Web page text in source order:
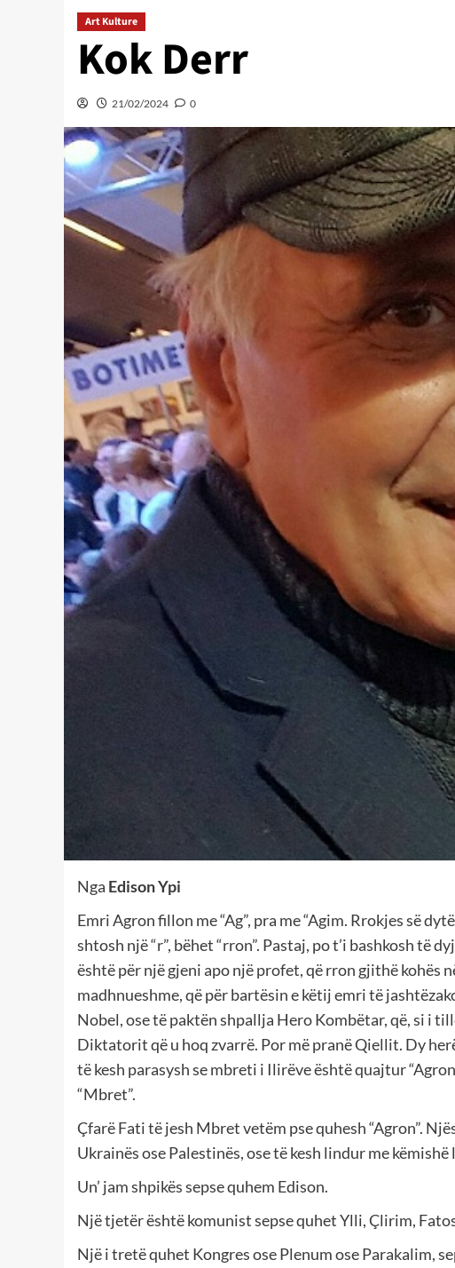
Art Kulture
Kok Derr
21/02/2024 0
Nga Edison Ypi
Emri Agron fillon me “Ag”, pra me “Agim. Rrokjes së
shtosh një “r”, bëhet “rron”. Pastaj, po t’i bashkosh të
është për një gjeni apo një profet, që rron gjithë kohës
madhnueshme, që për bartësin e këtij emri të
Nobel, ose të paktën shpallja Hero Kombëtar, që, si i
Diktatorit që u hoq zvarrë. Por më pranë Qiellit. Dy
të kesh parasysh se mbreti i Ilirëve është quajtur
“Mbret”.
Çfarë Fati të jesh Mbret vetëm pse quhesh “Agron”.
Ukrainës ose Palestinës, ose të kesh lindur me
Un’ jam shpikës sepse quhem Edison.
Një tjetër është komunist sepse quhet Ylli, Çlirim,
Një i tretë quhet Kongres ose Plenum ose Parakalim,